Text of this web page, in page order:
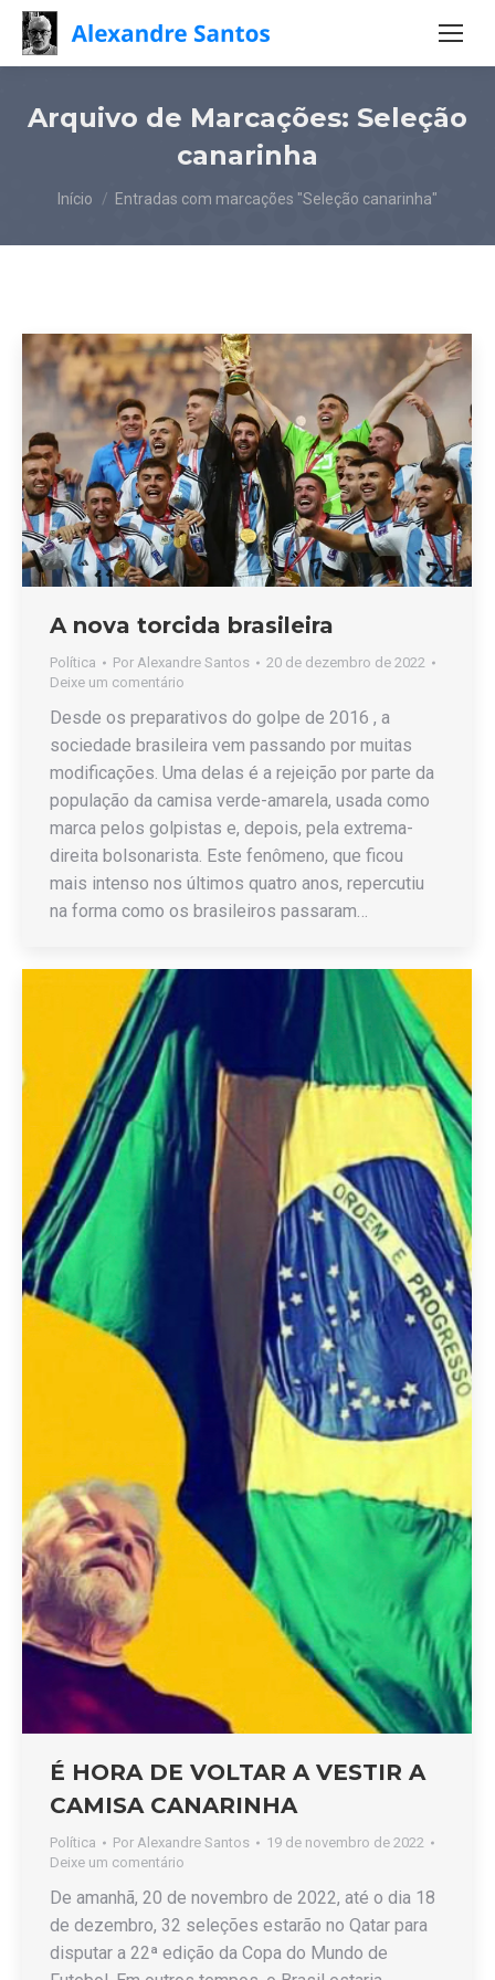
Arquivo de Marcações: Seleção
canarinha
Você está aqui:
Início Entradas com marcações "Seleção canarinha"
A nova torcida brasileira
Política Por Alexandre Santos
20 de dezembro de 2022
Deixe um comentário
Desde os preparativos do golpe de 2016 , a
sociedade brasileira vem passando por muitas
modificações. Uma delas é a rejeição por parte da
população da camisa verde-amarela, usada como
marca pelos golpistas e, depois, pela extrema-
direita bolsonarista. Este fenômeno, que ficou
mais intenso nos últimos quatro anos, repercutiu
na forma como os brasileiros passaram…
É HORA DE VOLTAR A VESTIR A
CAMISA CANARINHA
Política Por Alexandre Santos
19 de novembro de 2022
Deixe um comentário
De amanhã, 20 de novembro de 2022, até o dia 18
de dezembro, 32 seleções estarão no Qatar para
disputar a 22ª edição da Copa do Mundo de